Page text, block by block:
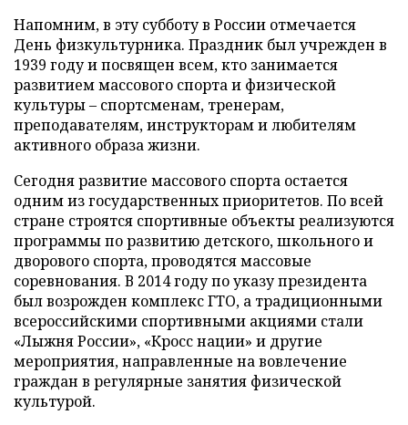
Напомним, в эту субботу в России отмечается
День физкультурника. Праздник был учрежден в
1939 году и посвящен всем, кто занимается
развитием массового спорта и физической
культуры – спортсменам, тренерам,
преподавателям, инструкторам и любителям
активного образа жизни.
Сегодня развитие массового спорта остается
одним из государственных приоритетов. По всей
стране строятся спортивные объекты реализуются
программы по развитию детского, школьного и
дворового спорта, проводятся массовые
соревнования. В 2014 году по указу президента
был возрожден комплекс ГТО, а традиционными
всероссийскими спортивными акциями стали
«Лыжня России», «Кросс нации» и другие
мероприятия, направленные на вовлечение
граждан в регулярные занятия физической
культурой.